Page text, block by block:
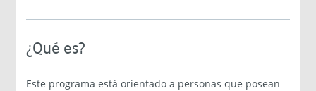
¿Qué es?
Este programa está orientado a personas que posean